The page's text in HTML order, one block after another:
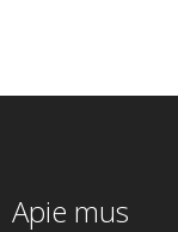
Apie mus